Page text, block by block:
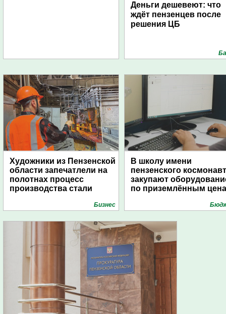
Деньги дешевеют: что
ждёт пензенцев после
решения ЦБ
Художники из Пензенской
области запечатлели на
полотнах процесс
производства стали
Бизнес
В школу имени
пензенского
закупают
по приземлённым